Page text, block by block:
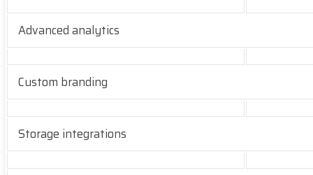
Advanced analytics
Custom branding
Storage integrations